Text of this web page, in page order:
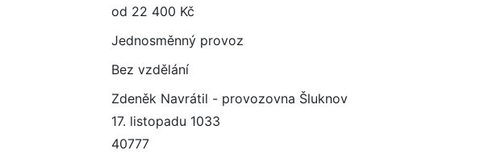
od 22 400 Kč
Jednosměnný provoz
Bez vzdělání
Zdeněk Navrátil - provozovna Šluknov
17. listopadu 1033
40777